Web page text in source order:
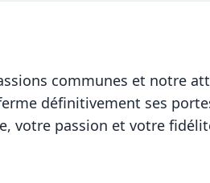
communes et notre
définitivement ses
votre passion et votre